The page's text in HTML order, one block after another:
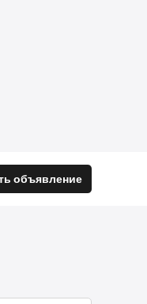
объявление